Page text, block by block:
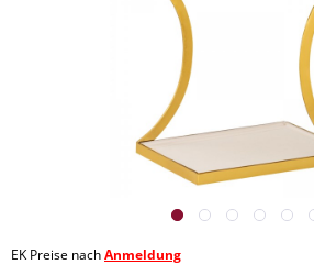
EK Preise nachAnmeldung